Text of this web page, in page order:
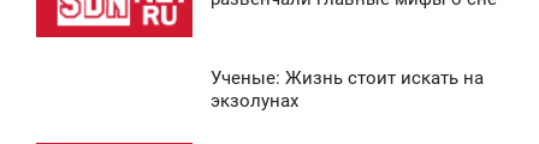
Ученые: Жизнь стоит искать на
экзолунах